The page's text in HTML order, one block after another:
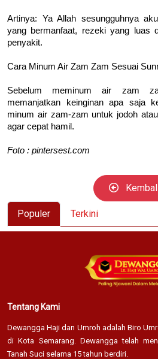
Artinya: Ya Allah sesungguhnya
yang bermanfaat, rezeki yang luas
penyakit.
Cara Minum Air Zam Zam Sesuai
Sebelum meminum air zam
memanjatkan keinginan apa saja
minum air zam-zam untuk jodoh
agar cepat hamil.
Foto : pintersest.com
Populer Terkini
Tentang Kami
Dewangga Haji dan Umroh adalah Biro
di Kota Semarang. Dewangga telah
Tanah Suci selama 15 tahun berdiri.